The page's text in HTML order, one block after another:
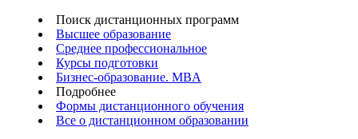
Поиск дистанционных программ
Высшее образование
Среднее профессиональное
Курсы подготовки
Бизнес-образование. MBA
Подробнее
Формы дистанционного обучения
Все о дистанционном образовании